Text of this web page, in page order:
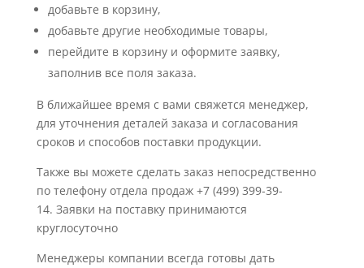
добавьте в корзину,
добавьте другие необходимые товары,
перейдите в корзину и оформите заявку,
заполнив все поля заказа.
В ближайшее время с вами свяжется менеджер,
для уточнения деталей заказа и согласования
сроков и способов поставки продукции.
Также вы можете сделать заказ непосредственно
по телефону отдела продаж +7 (499) 399-39-
14. Заявки на поставку принимаются
круглосуточно
Менеджеры компании всегда готовы дать